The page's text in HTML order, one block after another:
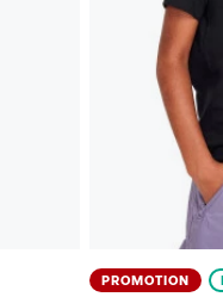
PROMOTION